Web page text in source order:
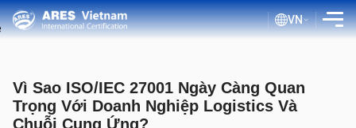
DỊCH VỤ
VN
Vì Sao ISO/IEC 27001 Ngày Càng Quan
Trọng Với Doanh Nghiệp Logistics Và
Chuỗi Cung Ứng?